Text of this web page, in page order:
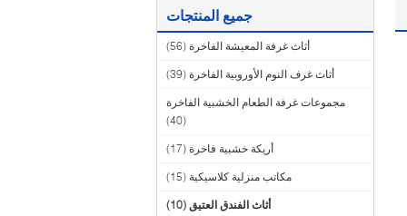
جميع المنتجات
أثاث غرفة المعيشة الفاخرة (56)
أثاث غرف النوم الأوروبية الفاخرة (39)
مجموعات غرفة الطعام الخشبية الفاخرة
(40)
أريكة خشبية فاخرة (17)
مكاتب منزلية كلاسيكية (15)
أثاث الفندق العتيق (10)